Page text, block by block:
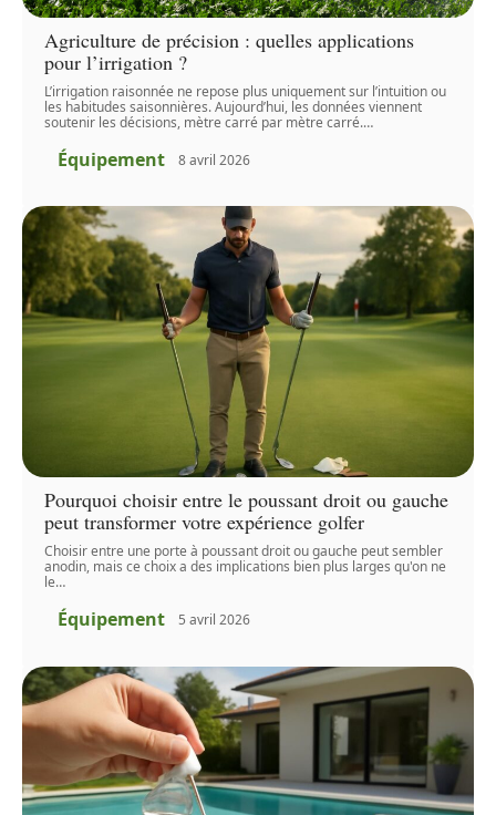
Agriculture de précision : quelles applications
pour l’irrigation ?
L’irrigation raisonnée ne repose plus uniquement sur l’intuition ou
les habitudes saisonnières. Aujourd’hui, les données viennent
soutenir les décisions, mètre carré par mètre carré.…
Équipement 8 avril 2026
Pourquoi choisir entre le poussant droit ou gauche
peut transformer votre expérience golfer
Choisir entre une porte à poussant droit ou gauche peut sembler
anodin, mais ce choix a des implications bien plus larges qu'on ne
le…
Équipement 5 avril 2026